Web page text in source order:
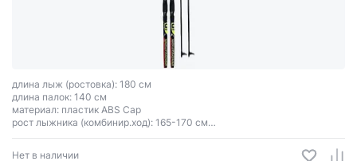
длина лыж (ростовка): 180 см
длина палок: 140 см
материал: пластик ABS Cap
рост лыжника (комбинир.ход): 165-170 см
цвет зависит от партии поставки
Нет в наличии